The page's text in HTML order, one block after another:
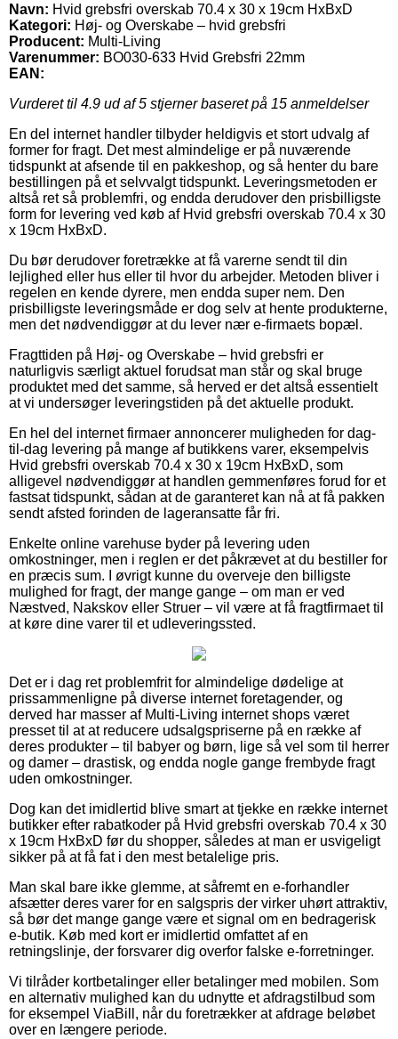
Navn: Hvid grebsfri overskab 70.4 x 30 x 19cm HxBxD
Kategori: Høj- og Overskabe – hvid grebsfri
Producent: Multi-Living
Varenummer: BO030-633 Hvid Grebsfri 22mm
EAN:
Vurderet til 4.9 ud af 5 stjerner baseret på 15 anmeldelser
En del internet handler tilbyder heldigvis et stort udvalg af
former for fragt. Det mest almindelige er på nuværende
tidspunkt at afsende til en pakkeshop, og så henter du bare
bestillingen på et selvvalgt tidspunkt. Leveringsmetoden er
altså ret så problemfri, og endda derudover den prisbilligste
form for levering ved køb af Hvid grebsfri overskab 70.4 x 30
x 19cm HxBxD.
Du bør derudover foretrække at få varerne sendt til din
lejlighed eller hus eller til hvor du arbejder. Metoden bliver i
regelen en kende dyrere, men endda super nem. Den
prisbilligste leveringsmåde er dog selv at hente produkterne,
men det nødvendiggør at du lever nær e-firmaets bopæl.
Fragttiden på Høj- og Overskabe – hvid grebsfri er
naturligvis særligt aktuel forudsat man står og skal bruge
produktet med det samme, så herved er det altså essentielt
at vi undersøger leveringstiden på det aktuelle produkt.
En hel del internet firmaer annoncerer muligheden for dag-
til-dag levering på mange af butikkens varer, eksempelvis
Hvid grebsfri overskab 70.4 x 30 x 19cm HxBxD, som
alligevel nødvendiggør at handlen gemmenføres forud for et
fastsat tidspunkt, sådan at de garanteret kan nå at få pakken
sendt afsted forinden de lageransatte får fri.
Enkelte online varehuse byder på levering uden
omkostninger, men i reglen er det påkrævet at du bestiller for
en præcis sum. I øvrigt kunne du overveje den billigste
mulighed for fragt, der mange gange – om man er ved
Næstved, Nakskov eller Struer – vil være at få fragtfirmaet til
at køre dine varer til et udleveringssted.
Det er i dag ret problemfrit for almindelige dødelige at
prissammenligne på diverse internet foretagender, og
derved har masser af Multi-Living internet shops været
presset til at at reducere udsalgspriserne på en række af
deres produkter – til babyer og børn, lige så vel som til herrer
og damer – drastisk, og endda nogle gange frembyde fragt
uden omkostninger.
Dog kan det imidlertid blive smart at tjekke en række internet
butikker efter rabatkoder på Hvid grebsfri overskab 70.4 x 30
x 19cm HxBxD før du shopper, således at man er usvigeligt
sikker på at få fat i den mest betalelige pris.
Man skal bare ikke glemme, at såfremt en e-forhandler
afsætter deres varer for en salgspris der virker uhørt attraktiv,
så bør det mange gange være et signal om en bedragerisk
e-butik. Køb med kort er imidlertid omfattet af en
retningslinje, der forsvarer dig overfor falske e-forretninger.
Vi tilråder kortbetalinger eller betalinger med mobilen. Som
en alternativ mulighed kan du udnytte et afdragstilbud som
for eksempel ViaBill, når du foretrækker at afdrage beløbet
over en længere periode.